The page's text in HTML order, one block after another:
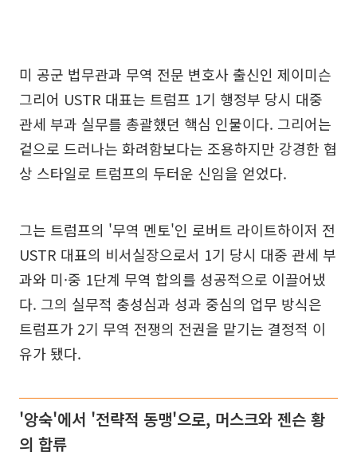
미 공군 법무관과 무역 전문 변호사 출신인 제이미슨
그리어 USTR 대표는 트럼프 1기 행정부 당시 대중
관세 부과 실무를 총괄했던 핵심 인물이다. 그리어는
겉으로 드러나는 화려함보다는 조용하지만 강경한 협
상 스타일로 트럼프의 두터운 신임을 얻었다.
그는 트럼프의 '무역 멘토'인 로버트 라이트하이저 전
USTR 대표의 비서실장으로서 1기 당시 대중 관세 부
과와 미·중 1단계 무역 합의를 성공적으로 이끌어냈
다. 그의 실무적 충성심과 성과 중심의 업무 방식은
트럼프가 2기 무역 전쟁의 전권을 맡기는 결정적 이
유가 됐다.
'앙숙'에서 '전략적 동맹'으로, 머스크와 젠슨 황
의 합류